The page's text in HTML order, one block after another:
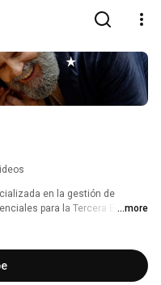
en la gestión de
para la Tercera Edad. 💙
...more